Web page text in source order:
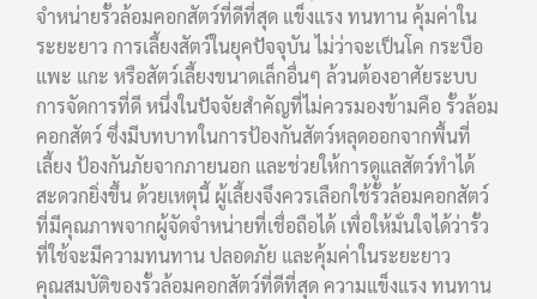
จำหน่ายรั้วล้อมคอกสัตว์ที่ดีที่สุด แข็งแรง ทนทาน คุ้มค่าใน
ระยะยาว การเลี้ยงสัตว์ในยุคปัจจุบัน ไม่ว่าจะเป็นโค กระบือ
แพะ แกะ หรือสัตว์เลี้ยงขนาดเล็กอื่นๆ ล้วนต้องอาศัยระบบ
การจัดการที่ดี หนึ่งในปัจจัยสำคัญที่ไม่ควรมองข้ามคือ รั้วล้อม
คอกสัตว์ ซึ่งมีบทบาทในการป้องกันสัตว์หลุดออกจากพื้นที่
เลี้ยง ป้องกันภัยจากภายนอก และช่วยให้การดูแลสัตว์ทำได้
สะดวกยิ่งขึ้น ด้วยเหตุนี้ ผู้เลี้ยงจึงควรเลือกใช้รั้วล้อมคอกสัตว์
ที่มีคุณภาพจากผู้จัดจำหน่ายที่เชื่อถือได้ เพื่อให้มั่นใจได้ว่ารั้ว
ที่ใช้จะมีความทนทาน ปลอดภัย และคุ้มค่าในระยะยาว
คุณสมบัติของรั้วล้อมคอกสัตว์ที่ดีที่สุด ความแข็งแรง ทนทาน